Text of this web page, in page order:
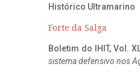
Histórico Ultramarino
Forte da Salga
Boletim do IHIT, Vol.
sistema defensivo nos